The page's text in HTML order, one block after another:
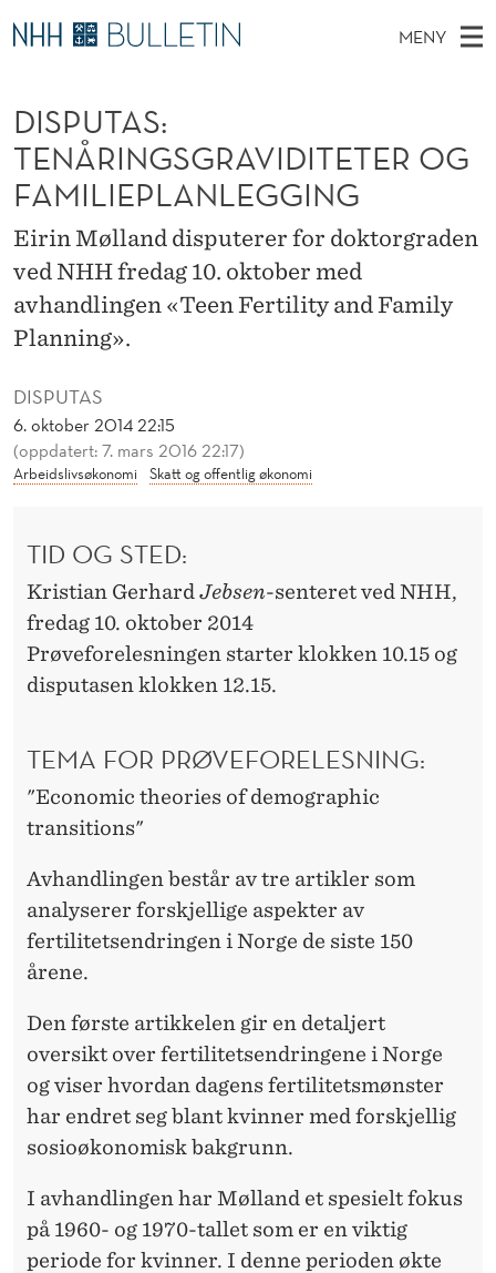
D
S
P
U
T
A
S
T
E
N
MENY
V
E
D
M
E
N
Y
K
I
N
T
S
E
E
T
Stipendiater og nye forskerprofiler
Disputaser
Ekspertutvalg
Om Bulletin
DISPUTAS
6. oktober 2014 22:15
(oppdatert: 7. mars 2016 22:17)
Arbeidslivsøkonomi Skatt og offentlig økonomi
DISPUTAS:
TENÅRINGSGRAVIDITETER OG
FAMILIEPLANLEGGING
Eirin Mølland disputerer for doktorgraden
ved NHH fredag 10. oktober med
avhandlingen «Teen Fertility and Family
Planning».
TID OG STED:
Kristian Gerhard Jebsen-senteret ved NHH,
fredag 10. oktober 2014
Prøveforelesningen starter klokken 10.15 og
disputasen klokken 12.15.
TEMA FOR PRØVEFORELESNING:
"Economic theories of demographic
transitions"
Avhandlingen består av tre artikler som
analyserer forskjellige aspekter av
fertilitetsendringen i Norge de siste 150
årene.
Den første artikkelen gir en detaljert
oversikt over fertilitetsendringene i Norge
og viser hvordan dagens fertilitetsmønster
har endret seg blant kvinner med forskjellig
sosioøkonomisk bakgrunn.
I avhandlingen har Mølland et spesielt fokus
på 1960- og 1970-tallet som er en viktig
periode for kvinner. I denne perioden økte